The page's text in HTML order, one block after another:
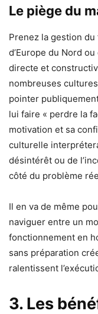
Le piège du
Prenez la gestion
d’Europe du Nord
directe et
nombreuses
pointer
lui faire « perdre la
motivation et sa
culturelle
désintérêt ou de
côté du problème
Il en va de même
naviguer entre un
fonctionnement en
sans préparation
ralentissent
3. Les